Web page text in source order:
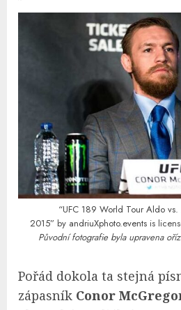
“UFC 189 World Tour Aldo
2015” by andriuXphoto.events is
Původní fotografie byla upravena
Pořád dokola ta stejná
zápasník Conor